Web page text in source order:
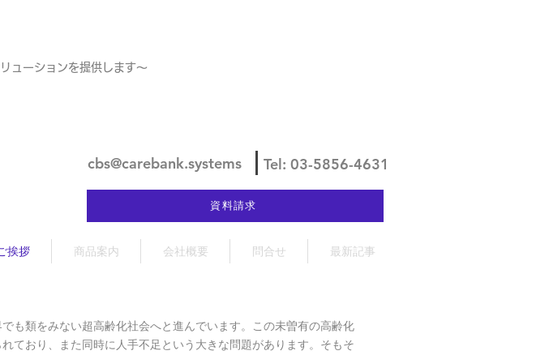
ューションを提供します～
cbs@carebank.systems Tel: 03-5856-4631
資料請求
挨拶 商品案内 会社概要 問合せ 最新記事
も類をみない超高齢化社会へと進んでいます。この未曽有の高齢化
ており、また同時に人手不足という大きな問題があります。そもそ